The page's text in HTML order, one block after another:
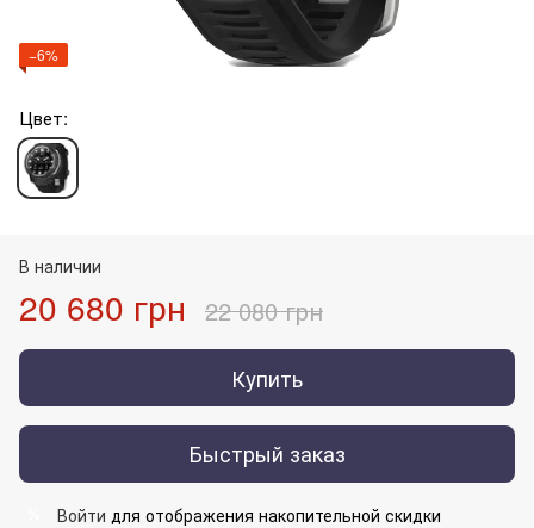
−6%
Цвет:
В наличии
20 680 грн 22 080 грн
Купить
Быстрый заказ
Войти для отображения накопительной скидки